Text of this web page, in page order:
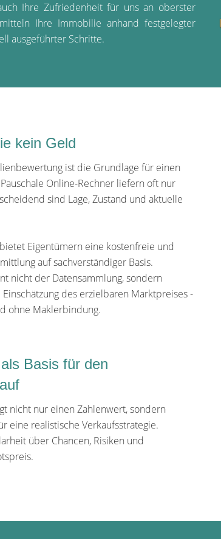
Ihre Zufriedenheit für uns an oberster
Ihre Immobilie anhand festgelegter
ausgeführter Schritte.
kein Geld
ist die Grundlage für einen
Online-Rechner liefern oft nur
sind Lage, Zustand und aktuelle
Eigentümern eine kostenfreie und
auf sachverständiger Basis.
nicht der Datensammlung, sondern
des erzielbaren Marktpreises -
ohne Maklerbindung.
Basis für den
nicht nur einen Zahlenwert, sondern
eine realistische Verkaufsstrategie.
über Chancen, Risiken und